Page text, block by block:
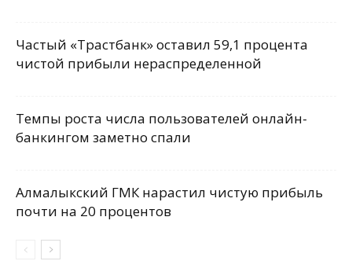
Частый «Трастбанк» оставил 59,1 процента
чистой прибыли нераспределенной
Темпы роста числа пользователей онлайн-
банкингом заметно спали
Алмалыкский ГМК нарастил чистую прибыль
почти на 20 процентов